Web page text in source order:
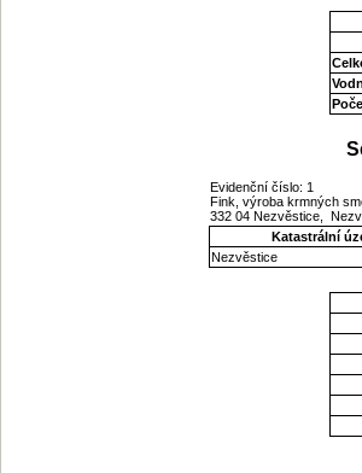
Evidenční číslo: 1
Fink, výroba krmných
332 04 Nezvěstice,
Katastrální
Nezvěstice